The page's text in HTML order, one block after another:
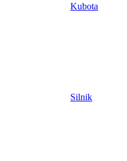
Kubota
Silnik